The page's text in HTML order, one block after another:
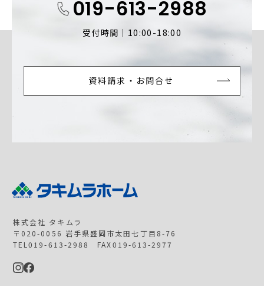
019-613-2988
受付時間｜10:00-18:00
資料請求・お問合せ
株式会社 タキムラ
〒020-0056 岩手県盛岡市太田七丁目8-76
TEL019-613-2988 FAX019-613-2977